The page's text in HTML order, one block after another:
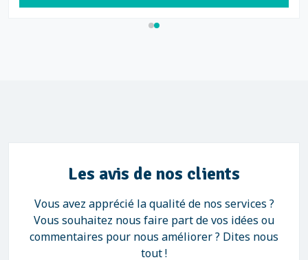
Les avis de nos clients
Vous avez apprécié la qualité de nos services ?
Vous souhaitez nous faire part de vos idées ou
commentaires pour nous améliorer ? Dites nous
tout !